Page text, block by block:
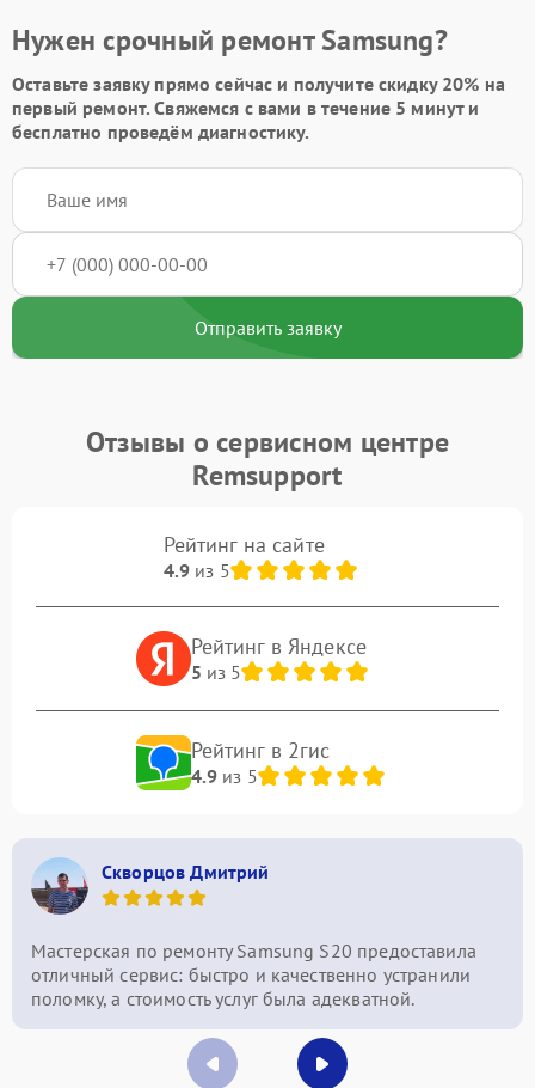
Нужен срочный ремонт Samsung?
Оставьте заявкупрямо сейчас и получите скидку 20% на
первый ремонт. Свяжемся с вами в течение 5 минут и
бесплатно проведём диагностику.
Отправить заявку
Отзывы о сервисном центре
Remsupport
Рейтинг на сайте
4.9из 5
Рейтинг в Яндексе
5 из 5
Рейтинг в 2гис
4.9из 5
Скворцов Дмитрий
Мастерская по ремонту Samsung S20 предоставила
отличный сервис: быстро и качественно устранили
поломку, а стоимость услуг была адекватной.